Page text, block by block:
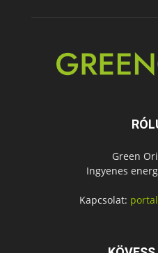
Green
Ingyenes
Kapcsolat: